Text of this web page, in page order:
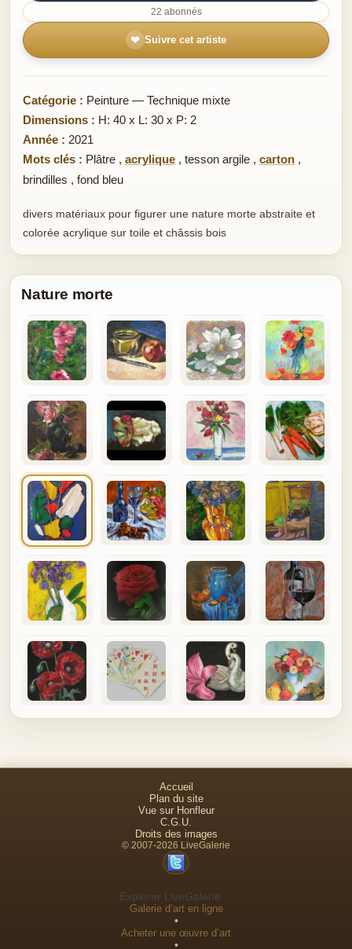
22 abonnés
❤ Suivre cet artiste
Catégorie : Peinture — Technique mixte
Dimensions : H: 40 x L: 30 x P: 2
Année : 2021
Mots clés : Plâtre , acrylique , tesson argile , carton ,
brindilles , fond bleu
divers matériaux pour figurer une nature morte abstraite et
colorée acrylique sur toile et châssis bois
Nature morte
Accueil
Plan du site
Vue sur Honfleur
C.G.U.
Droits des images
© 2007-2026 LiveGalerie
Explorer LiveGalerie :
Galerie d’art en ligne
•
Acheter une œuvre d’art
•